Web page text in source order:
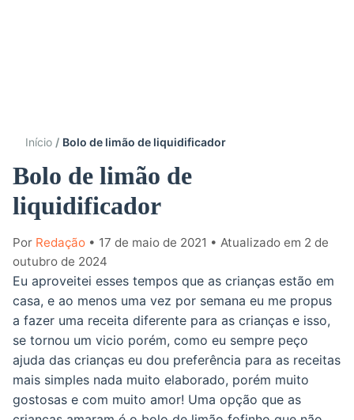
Início Bolo de limão de liquidificador
Bolo de limão de
liquidificador
Por Redação • 17 de maio de 2021 • Atualizado em 2 de
outubro de 2024
Eu aproveitei esses tempos que as crianças estão em
casa, e ao menos uma vez por semana eu me propus
a fazer uma receita diferente para as crianças e isso,
se tornou um vicio porém, como eu sempre peço
ajuda das crianças eu dou preferência para as receitas
mais simples nada muito elaborado, porém muito
gostosas e com muito amor! Uma opção que as